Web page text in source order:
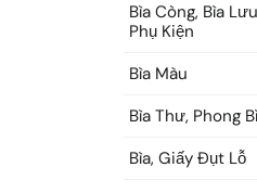
Bìa Còng, Bìa
Phụ Kiện
Bìa Màu
Bìa Thư, Phong Bì
Bìa, Giấy Đụt Lỗ